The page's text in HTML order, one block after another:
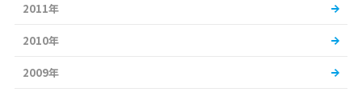
2011年
2010年
2009年